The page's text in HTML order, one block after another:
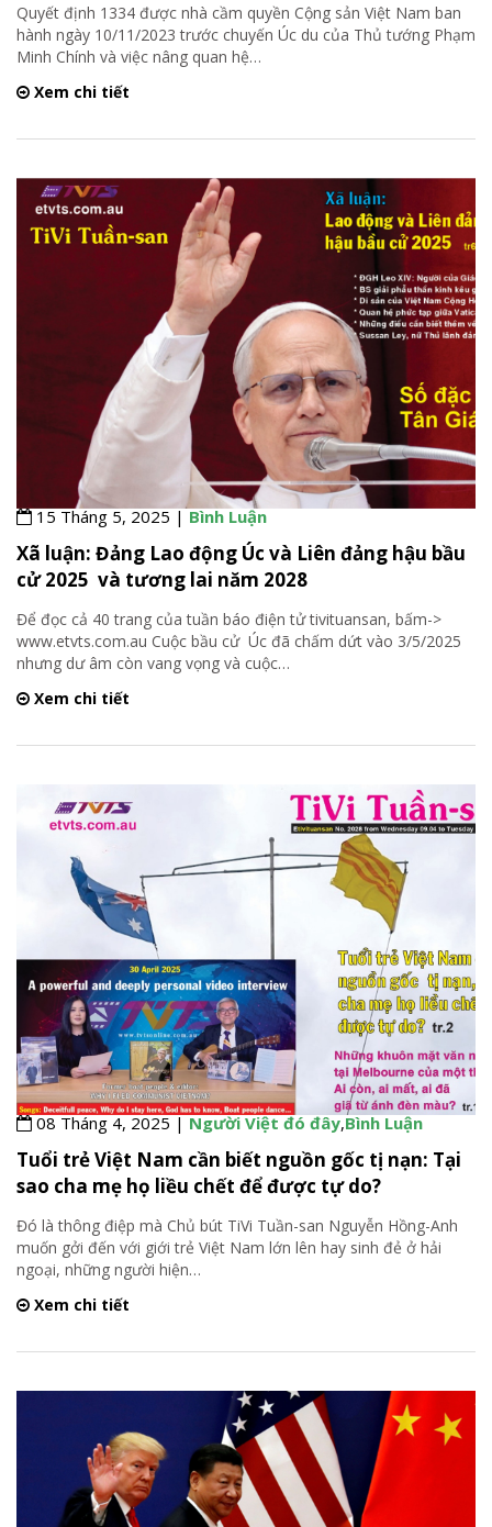
Quyết định 1334 được nhà cầm quyền Cộng sản Việt Nam ban
hành ngày 10/11/2023 trước chuyến Úc du của Thủ tướng Phạm
Minh Chính và việc nâng quan hệ…
Xem chi tiết
15 Tháng 5, 2025 |Bình Luận
Xã luận: Đảng Lao động Úc và Liên đảng hậu bầu
cử 2025 và tương lai năm 2028
Để đọc cả 40 trang của tuần báo điện tử tivituansan, bấm->
www.etvts.com.au Cuộc bầu cử Úc đã chấm dứt vào 3/5/2025
nhưng dư âm còn vang vọng và cuộc…
Xem chi tiết
08 Tháng 4, 2025 |Người Việt đó đây,Bình Luận
Tuổi trẻ Việt Nam cần biết nguồn gốc tị nạn: Tại
sao cha mẹ họ liều chết để được tự do?
Đó là thông điệp mà Chủ bút TiVi Tuần-san Nguyễn Hồng-Anh
muốn gởi đến với giới trẻ Việt Nam lớn lên hay sinh đẻ ở hải
ngoại, những người hiện…
Xem chi tiết